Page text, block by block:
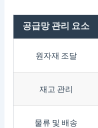
공급망 관리 요소
원자재 조달
재고 관리
물류 및 배송